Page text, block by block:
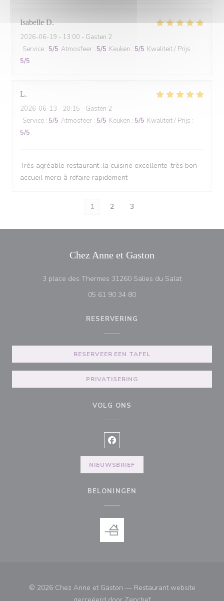
Isabelle D
2026-06-19 - 13:00 - Gasten 2
Service : 5/5 Atmosfeer : 5/5 Keuken : 5/5 Kwaliteit / Prijs :
5/5
L
2026-06-13 - 20:15 - Gasten 2
Service : 5/5 Atmosfeer : 5/5 Keuken : 5/5 Kwaliteit / Prijs :
5/5
Très agréable restaurant ,la cuisine excellente ,très bon
accueil merci à refaire rapidement
1 2 3
Chez Anne et Gaston
3 place des Thermes 31260 Salies du Salat((opent in
05 61 90 34 80
RESERVERING
RESERVEER EEN TAFEL
PRIVATISERING
VOLG ONS
Facebook ((opent in een nieuw
NIEUWSBRIEF
BELONINGEN
© 2026 Chez Anne et Gaston — Restaurant website